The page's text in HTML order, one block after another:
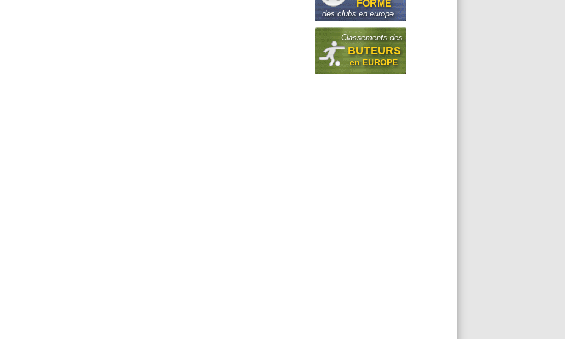
FORME
des clubs en europe
Classements des
BUTEURS
en EUROPE